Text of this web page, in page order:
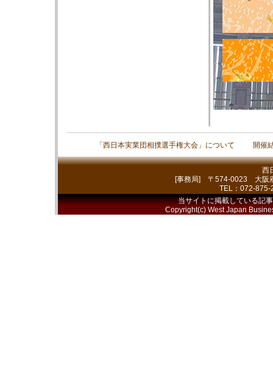
「西日本実業団相撲選手権大会」について 開催
西
[事務局] 〒574-0023 大阪
TEL：072-
当サイトに掲載している記
Copyright(c) West Japan